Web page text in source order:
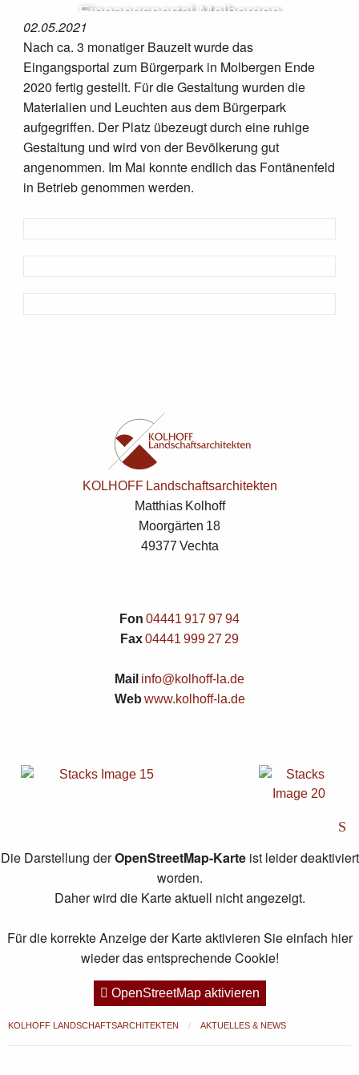
Eingangsportal Molbergen
02.05.2021
Nach ca. 3 monatiger Bauzeit wurde das
Eingangsportal zum Bürgerpark in Molbergen Ende
2020 fertig gestellt. Für die Gestaltung wurden die
Materialien und Leuchten aus dem Bürgerpark
aufgegriffen. Der Platz übezeugt durch eine ruhige
Gestaltung und wird von der Bevölkerung gut
angenommen. Im Mai konnte endlich das Fontänenfeld
in Betrieb genommen werden.
KOLHOFF Landschaftsarchitekten
Matthias Kolhoff
Moorgärten 18
49377 Vechta
Fon 04441 917 97 94
Fax04441 999 27 29
Mail info@kolhoff-la.de
Web www.kolhoff-la.de
S
Die Darstellung derOpenStreetMap-Karteist leider deaktiviert
worden.
Daher wird die Karte aktuell nicht angezeigt.
Für die korrekte Anzeige der Karte aktivieren Sie einfach hier
wieder das entsprechende Cookie!
OpenStreetMap aktivieren
KOLHOFF LANDSCHAFTSARCHITEKTEN AKTUELLES & NEWS